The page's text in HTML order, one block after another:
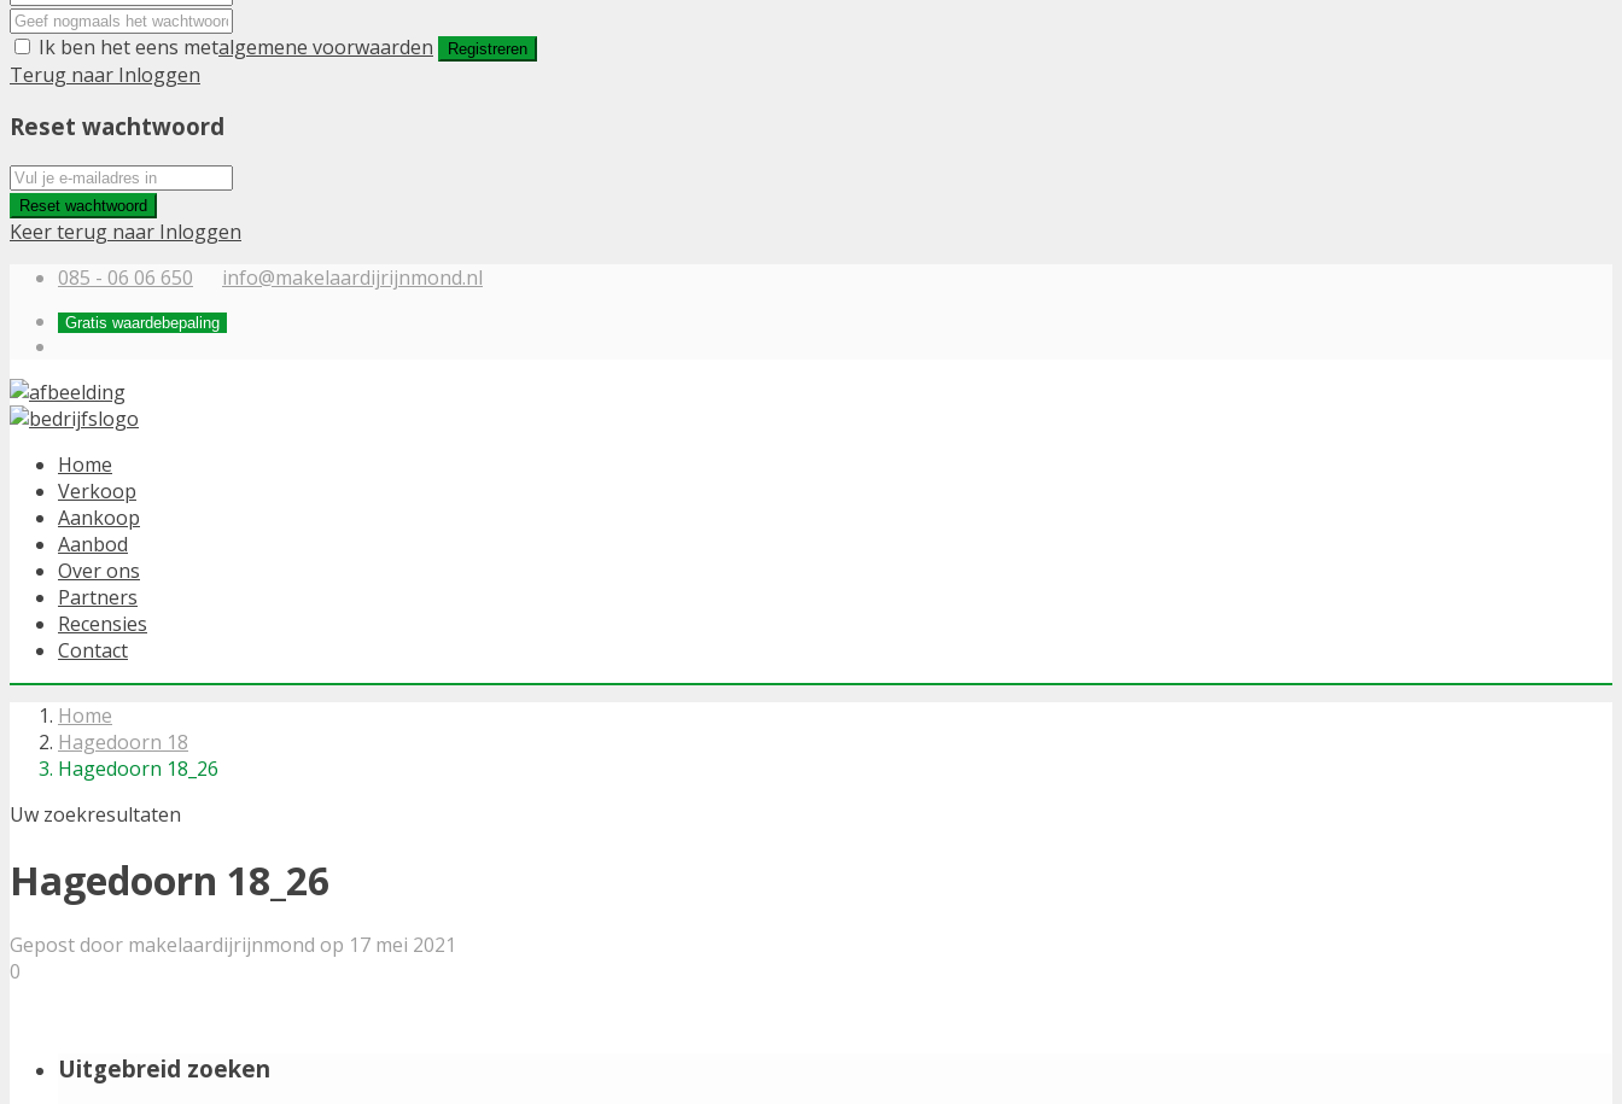
Ik ben het eens metalgemene voorwaarden Registreren
Terug naar Inloggen
Reset wachtwoord
Reset wachtwoord
Keer terug naar Inloggen
085 - 06 06 650
info@makelaardijrijnmond.nl
Gratis waardebepaling
Home
Verkoop
Aankoop
Aanbod
Over ons
Partners
Recensies
Contact
Home
Hagedoorn 18
Hagedoorn 18_26
Uw zoekresultaten
Hagedoorn 18_26
Gepost door makelaardijrijnmond op 17 mei 2021
0
Uitgebreid zoeken